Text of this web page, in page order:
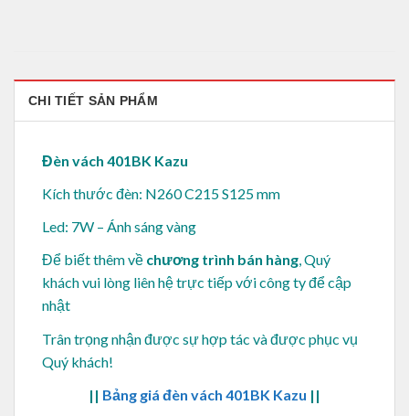
CHI TIẾT SẢN PHẨM
Đèn vách 401BK Kazu
Kích thước đèn: N260 C215 S125 mm
Led: 7W – Ánh sáng vàng
Để biết thêm về chương trình bán hàng, Quý
khách vui lòng liên hệ trực tiếp với công ty để cập
nhật
Trân trọng nhận được sự hợp tác và được phục vụ
Quý khách!
|| Bảng giá đèn vách 401BK Kazu ||